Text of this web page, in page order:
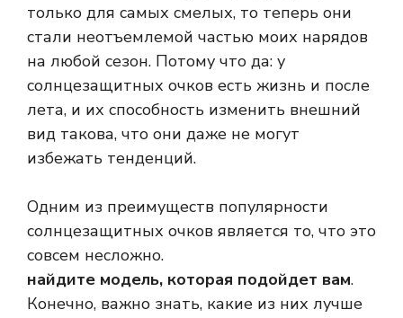
только для самых смелых, то теперь они
стали неотъемлемой частью моих нарядов
на любой сезон. Потому что да: у
солнцезащитных очков есть жизнь и после
лета, и их способность изменить внешний
вид такова, что они даже не могут
избежать тенденций.
Одним из преимуществ популярности
солнцезащитных очков является то, что это
совсем несложно.
найдите модель, которая подойдет вам.
Конечно, важно знать, какие из них лучше